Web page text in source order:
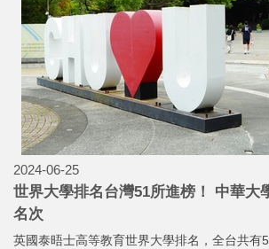
2024-06-25
世界大學排名台灣51所進榜！ 中華大
名次
英國泰晤士高等教育世界大學排名，全台共有